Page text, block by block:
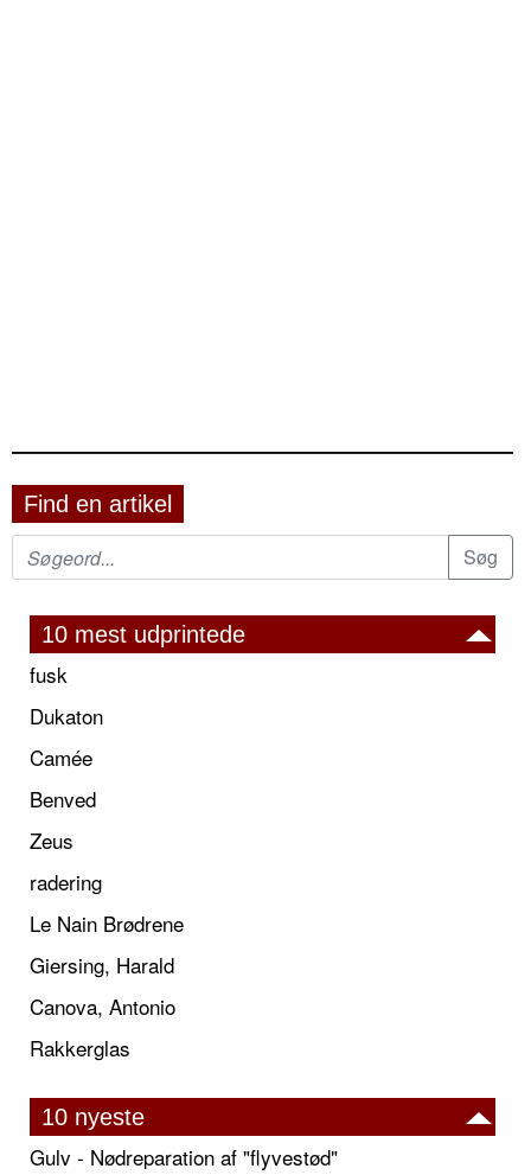
Find en artikel
10 mest udprintede
fusk
Dukaton
Camée
Benved
Zeus
radering
Le Nain Brødrene
Giersing, Harald
Canova, Antonio
Rakkerglas
10 nyeste
Gulv - Nødreparation af "flyvestød"